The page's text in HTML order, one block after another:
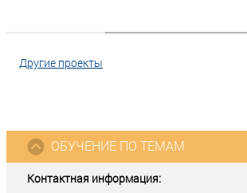
Другие проекты
Контактная информация:
ОБУЧЕНИЕ ПО ТЕМАМ